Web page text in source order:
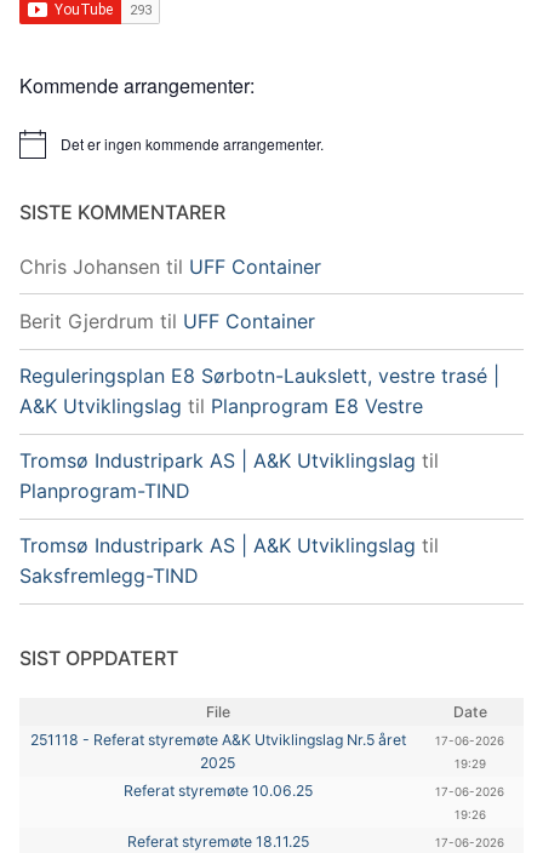
Kommende arrangementer:
MerknadDet er ingen kommende arrangementer.
SISTE KOMMENTARER
Chris Johansen til UFF Container
Berit Gjerdrum til UFF Container
Reguleringsplan E8 Sørbotn-Laukslett, vestre trasé |
A&K Utviklingslag til Planprogram E8 Vestre
Tromsø Industripark AS | A&K Utviklingslag til
Planprogram-TIND
Tromsø Industripark AS | A&K Utviklingslag til
Saksfremlegg-TIND
SIST OPPDATERT
File
Date
251118 - Referat styremøte A&K Utviklingslag Nr.5 året
2025
17-06-2026
19:29
Referat styremøte 10.06.25
17-06-2026
19:26
Referat styremøte 18.11.25 17-06-2026